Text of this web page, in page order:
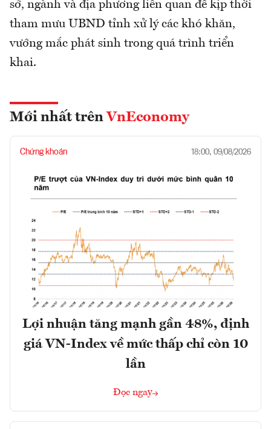
sở, ngành và địa phương liên quan để kịp thời
tham mưu UBND tỉnh xử lý các khó khăn,
vướng mắc phát sinh trong quá trình triển
khai.
Mới nhất trên VnEconomy
Chứng khoán 18:00, 09/08/2026
Lợi nhuận tăng mạnh gần 48%, định
giá VN-Index về mức thấp chỉ còn 10
lần
Đọc ngay